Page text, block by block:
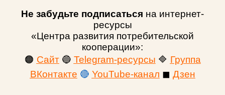
Не забудьте подписаться на интернет-
ресурсы
«Центра развития потребительской
кооперации»:
🟠 Сайт🔵 Telegram-ресурсы 🔷 Группа
ВКонтакте 🔴 YouTube-канал ◼ Дзен